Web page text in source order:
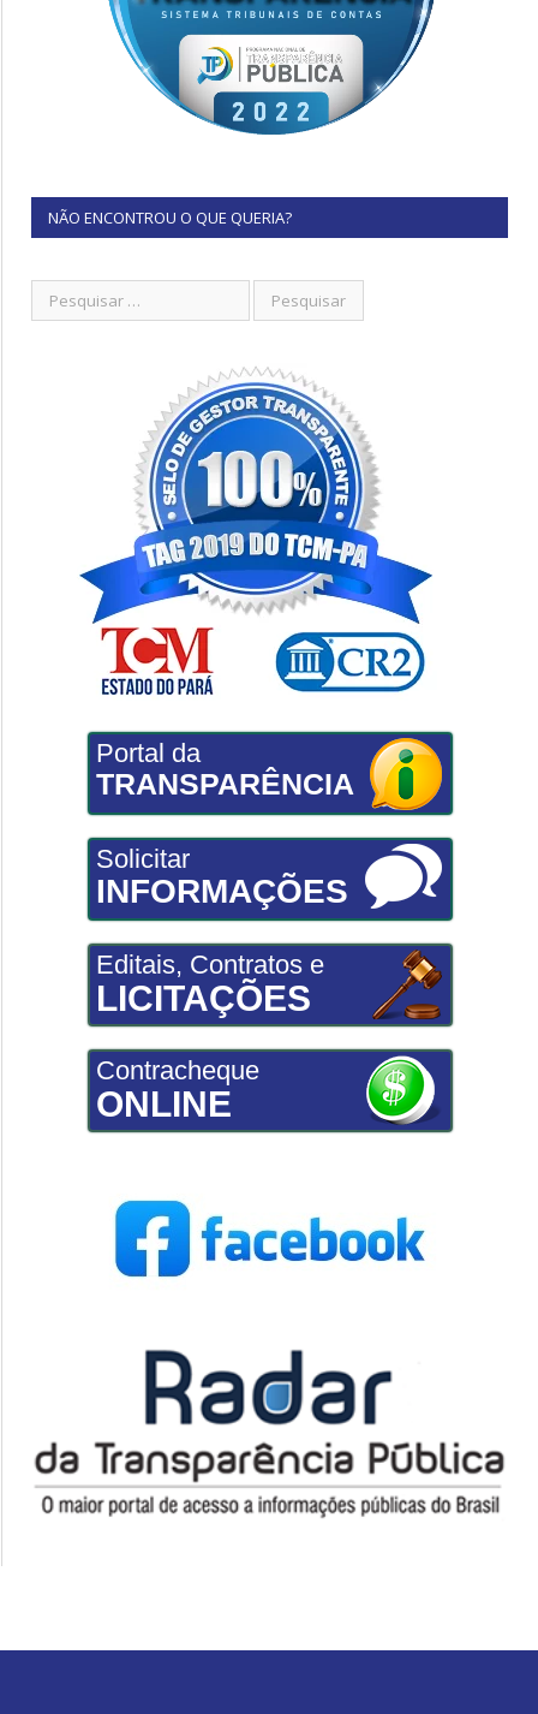
NÃO ENCONTROU O QUE QUERIA?
Portal da
TRANSPARÊNCIA
Solicitar
INFORMAÇÕES
Editais, Contratos e
LICITAÇÕES
Contracheque
ONLINE